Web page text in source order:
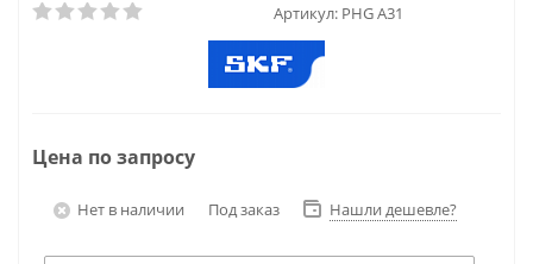
Артикул: PHG A31
Цена по запросу
Нет в наличии Под заказ Нашли дешевле?